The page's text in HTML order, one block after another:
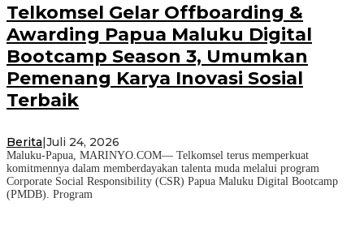
Telkomsel Gelar Offboarding &
Awarding Papua Maluku Digital
Bootcamp Season 3, Umumkan
Pemenang Karya Inovasi Sosial
Terbaik
Berita|Juli 24, 2026
Maluku-Papua, MARINYO.COM— Telkomsel terus memperkuat
komitmennya dalam memberdayakan talenta muda melalui program
Corporate Social Responsibility (CSR) Papua Maluku Digital Bootcamp
(PMDB). Program